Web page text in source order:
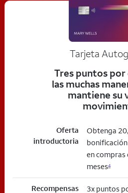
Tarjeta
Tres puntos
las muchas
mantiene su
Oferta
introductoria
Obtenga
en compras
meses4
Recompensas 3x puntos